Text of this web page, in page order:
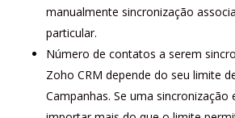
manualmente sincronização
particular.
Número de contatos a serem
Zoho CRM depende do seu limite
Campanhas. Se uma